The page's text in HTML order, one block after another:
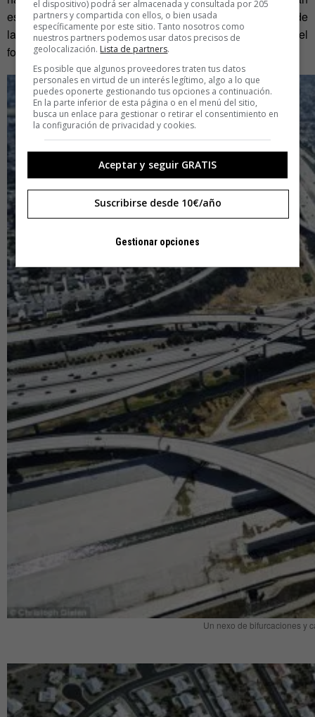
espacios naturales de forma artificial. ¿Son el testimonio de
la supremacía del ser humano sobre su entorno? Para el
fotógrafo son todo lo contrario.
Un nexo de bifurcaciones y
el dispositivo) podrá ser almacenada y consultada por 205
partners y compartida con ellos, o bien usada
específicamente por este sitio. Tanto nosotros como
nuestros partners podemos usar datos precisos de
geolocalización. Lista de partners.
Es posible que algunos proveedores traten tus datos
personales en virtud de un interés legítimo, algo a lo que
puedes oponerte gestionando tus opciones a continuación.
En la parte inferior de esta página o en el menú del sitio,
busca un enlace para gestionar o retirar el consentimiento en
la configuración de privacidad y cookies.
Aceptar y seguir GRATIS
Suscribirse desde 10€/año
Gestionar opciones